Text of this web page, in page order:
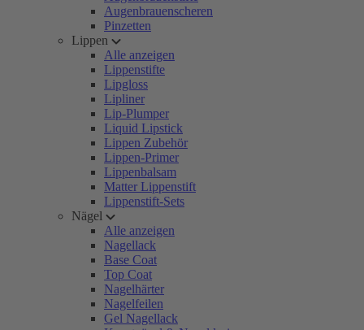
Augenbrauenscheren
Pinzetten
Lippen
Alle anzeigen
Lippenstifte
Lipgloss
Lipliner
Lip-Plumper
Liquid Lipstick
Lippen Zubehör
Lippen-Primer
Lippenbalsam
Matter Lippenstift
Lippenstift-Sets
Nägel
Alle anzeigen
Nagellack
Base Coat
Top Coat
Nagelhärter
Nagelfeilen
Gel Nagellack